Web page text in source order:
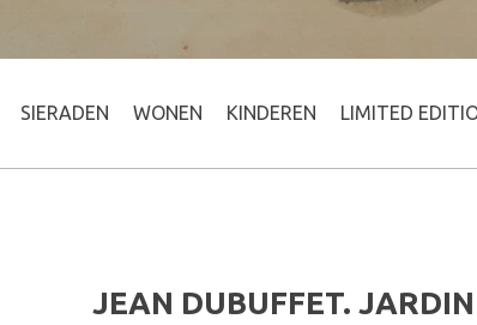
SIERADEN WONEN KINDEREN LIMITED
JEAN DUBUFFET.